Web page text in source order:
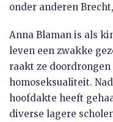
onder anderen
Anna Blaman is als
leven een zwakke
raakt ze doordrongen
homoseksualiteit.
hoofdakte heeft
diverse lagere